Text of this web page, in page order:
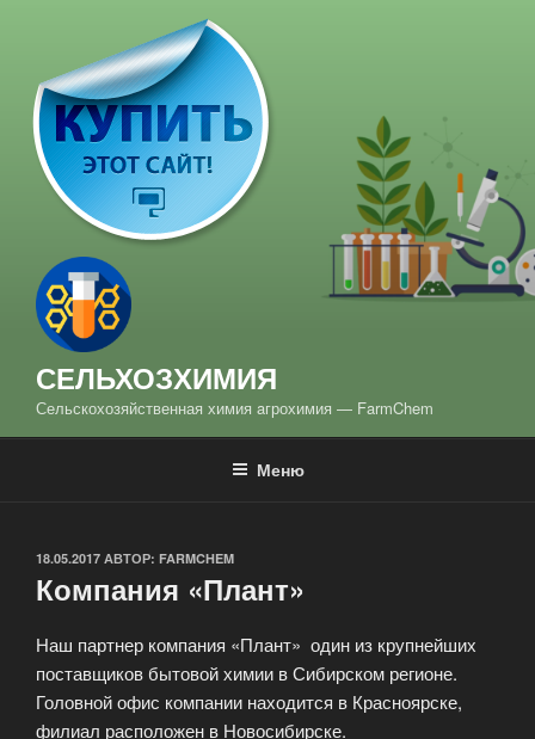
содержимому
СЕЛЬХОЗХИМИЯ
Сельскохозяйственная химия aгрохимия — FarmChem
Меню
ОПУБЛИКОВАНО
18.05.2017 АВТОР: FARMCHEM
Компания «Плант»
Наш партнер компания «Плант» один из крупнейших
поставщиков бытовой химии в Сибирском регионе.
Головной офис компании находится в Красноярске,
филиал расположен в Новосибирске.